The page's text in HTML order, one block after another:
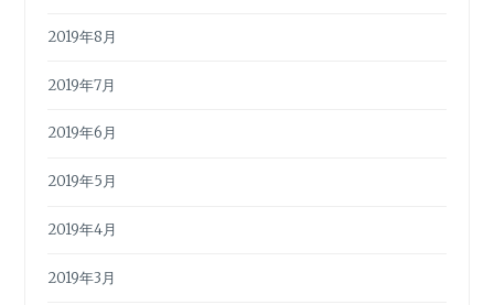
2019年8月
2019年7月
2019年6月
2019年5月
2019年4月
2019年3月